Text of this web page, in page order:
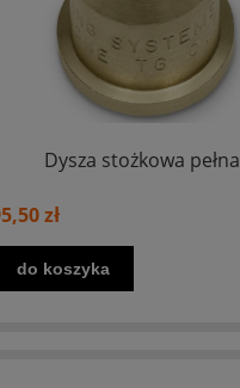
Dysza stożkowa pełna
zł
do koszyka